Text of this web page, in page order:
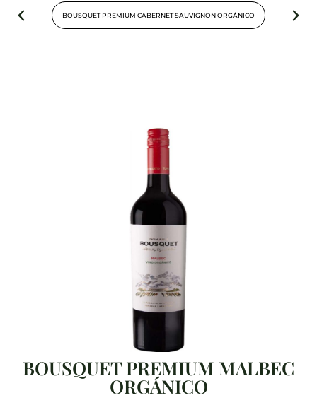
BOUSQUET PREMIUM CABERNET SAUVIGNON ORGÁNICO
BOUSQUET PREMIUM MALBEC
ORGÁNICO